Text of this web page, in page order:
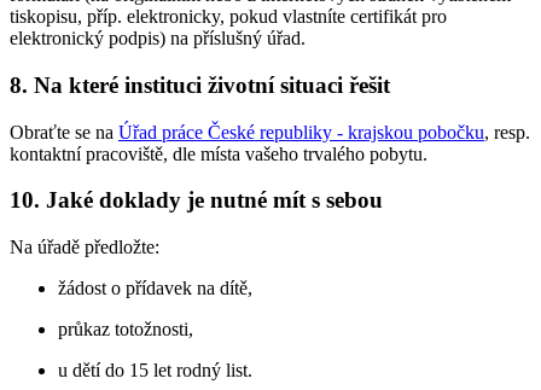
tiskopisu, příp. elektronicky, pokud vlastníte certifikát pro
elektronický podpis) na příslušný úřad.
8. Na které instituci životní situaci řešit
Obraťte se na Úřad práce České republiky - krajskou pobočku, resp.
kontaktní pracoviště, dle místa vašeho trvalého pobytu.
10. Jaké doklady je nutné mít s sebou
Na úřadě předložte:
žádost o přídavek na dítě,
průkaz totožnosti,
u dětí do 15 let rodný list.